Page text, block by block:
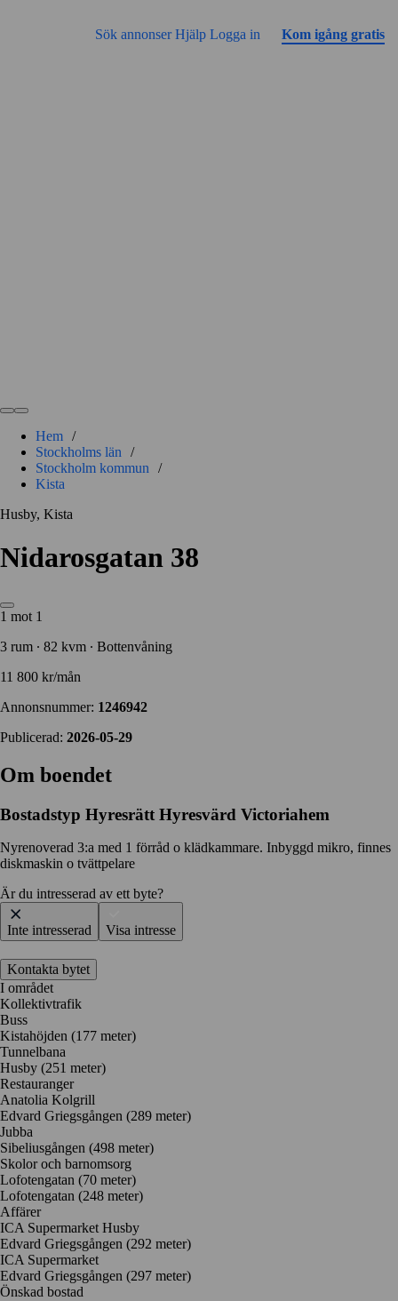
Sök annonserHjälp Logga in Kom igång gratis
Hem /
Stockholms län
/
Stockholm kommun
/
Kista
Husby, Kista
Nidarosgatan 38
1 mot 1
3 rum ∙ 82 kvm ∙ Bottenvåning
11 800 kr/mån
Annonsnummer: 1246942
Publicerad: 2026-05-29
Om boendet
Bostadstyp Hyresrätt Hyresvärd Victoriahem
Nyrenoverad 3:a med 1 förråd o klädkammare. Inbyggd mikro, finnes
diskmaskin o tvättpelare
Är du intresserad av ett byte?
Inte intresserad Visa intresse
Kontakta bytet
I området
Kollektivtrafik
Buss
Kistahöjden (177 meter)
Tunnelbana
Husby (251 meter)
Restauranger
Anatolia Kolgrill
Edvard Griegsgången (289 meter)
Jubba
Sibeliusgången (498 meter)
Skolor och barnomsorg
Lofotengatan (70 meter)
Lofotengatan (248 meter)
Affärer
ICA Supermarket Husby
Edvard Griegsgången (292 meter)
ICA Supermarket
Edvard Griegsgången (297 meter)
Önskad bostad